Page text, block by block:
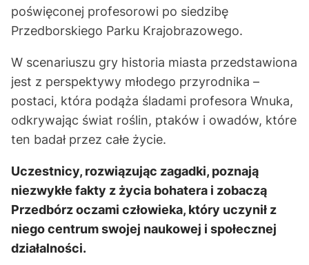
poświęconej profesorowi po siedzibę
Przedborskiego Parku Krajobrazowego.
W scenariuszu gry historia miasta przedstawiona
jest z perspektywy młodego przyrodnika –
postaci, która podąża śladami profesora Wnuka,
odkrywając świat roślin, ptaków i owadów, które
ten badał przez całe życie.
Uczestnicy, rozwiązując zagadki, poznają
niezwykłe fakty z życia bohatera i zobaczą
Przedbórz oczami człowieka, który uczynił z
niego centrum swojej naukowej i społecznej
działalności.